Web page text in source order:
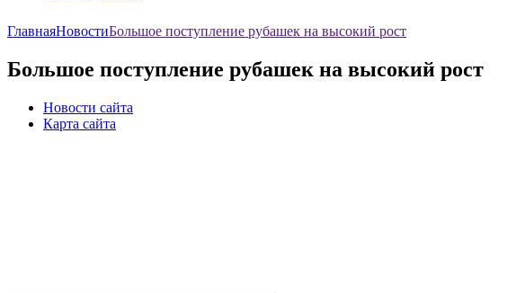
ГлавнаяНовостиБольшое поступление рубашек на высокий рост
Большое поступление рубашек на высокий рост
Новости сайта
Карта сайта